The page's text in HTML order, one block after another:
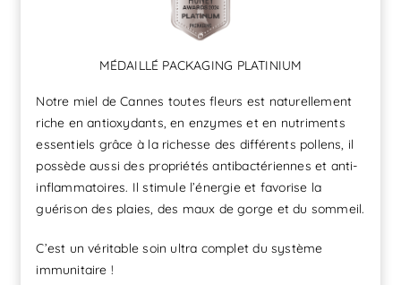
MÉDAILLÉ PACKAGING PLATINIUM
Notre miel de Cannes toutes fleurs est naturellement
riche en antioxydants, en enzymes et en nutriments
essentiels grâce à la richesse des différents pollens, il
possède aussi des propriétés antibactériennes et anti-
inflammatoires. Il stimule l’énergie et favorise la
guérison des plaies, des maux de gorge et du sommeil.
C’est un véritable soin ultra complet du système
immunitaire !